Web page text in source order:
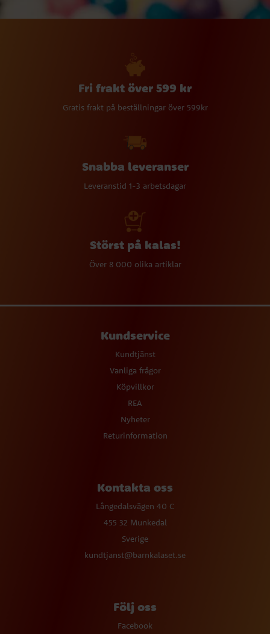
Fri frakt över 599 kr
Gratis frakt på beställningar över 599kr
Snabba leveranser
Leveranstid 1-3 arbetsdagar
Störst på kalas!
Över 8 000 olika artiklar
Kundservice
Kundtjänst
Vanliga frågor
Köpvillkor
REA
Nyheter
Returinformation
Kontakta oss
Långedalsvägen 40 C
455 32 Munkedal
Sverige
kundtjanst@barnkalaset.se
Följ oss
Facebook